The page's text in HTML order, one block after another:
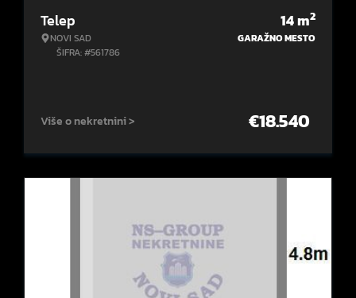
Telep
NOVI SAD
ŠIFRA: #561786
14m2
GARAŽNO MESTO
Više o nekretnini > €18.540